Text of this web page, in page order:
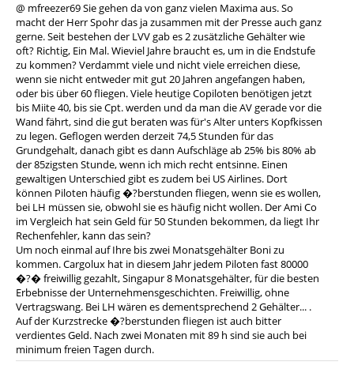
@ mfreezer69 Sie gehen da von ganz vielen Maxima aus. So
macht der Herr Spohr das ja zusammen mit der Presse auch ganz
gerne. Seit bestehen der LVV gab es 2 zusätzliche Gehälter wie
oft? Richtig, Ein Mal. Wieviel Jahre braucht es, um in die Endstufe
zu kommen? Verdammt viele und nicht viele erreichen diese,
wenn sie nicht entweder mit gut 20 Jahren angefangen haben,
oder bis über 60 fliegen. Viele heutige Copiloten benötigen jetzt
bis Miite 40, bis sie Cpt. werden und da man die AV gerade vor die
Wand fährt, sind die gut beraten was für's Alter unters Kopfkissen
zu legen. Geflogen werden derzeit 74,5 Stunden für das
Grundgehalt, danach gibt es dann Aufschläge ab 25% bis 80% ab
der 85zigsten Stunde, wenn ich mich recht entsinne. Einen
gewaltigen Unterschied gibt es zudem bei US Airlines. Dort
können Piloten häufig �?berstunden fliegen, wenn sie es wollen,
bei LH müssen sie, obwohl sie es häufig nicht wollen. Der Ami Co
im Vergleich hat sein Geld für 50 Stunden bekommen, da liegt Ihr
Rechenfehler, kann das sein?
Um noch einmal auf Ihre bis zwei Monatsgehälter Boni zu
kommen. Cargolux hat in diesem Jahr jedem Piloten fast 80000
�?� freiwillig gezahlt, Singapur 8 Monatsgehälter, für die besten
Erbebnisse der Unternehmensgeschichten. Freiwillig, ohne
Vertragswang. Bei LH wären es dementsprechend 2 Gehälter... .
Auf der Kurzstrecke �?berstunden fliegen ist auch bitter
verdientes Geld. Nach zwei Monaten mit 89 h sind sie auch bei
minimum freien Tagen durch.